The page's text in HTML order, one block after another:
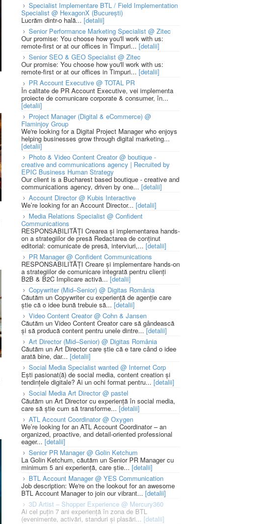
Specialist Implementare BTL / Field Implementation
Specialist @ HexagonX (București)
Lucrăm dintr-o hală... [detalii]
Senior Performance Marketing Specialist @ Zitec
Our promise: You choose how you'll work with us:
remote-first or at our offices in Timpuri... [detalii]
Senior SEO & GEO Specialist @ Zitec
Our promise: You choose how you'll work with us:
remote-first or at our offices in Timpuri... [detalii]
PR Account Executive @ TOTAL PR
În calitate de PR Account Executive, vei implementa
proiecte de comunicare corporate & consumer, în...
[detalii]
Project Manager (Digital & eCommerce) @
Flaminjoy Group
We're looking for a Digital Project Manager who enjoys
helping businesses grow through digital marketing...
[detalii]
Photo & Video Content Creator @ boutique -
creative and communications agency | Recruited by
EPIC Business Human Strategy
Our client is a Bucharest based boutique - creative and
communications agency, driven by one... [detalii]
Account Director @ Kubis Interactive
We’re looking for an Account Director... [detalii]
Media Relations Specialist @ Confident
Communications
RESPONSABILITĂȚI Crearea și implementarea hands-
on a strategiilor de presă Redactarea de conținut
editorial: comunicate de presă, interviuri,... [detalii]
PR Manager @ Confident Communications
RESPONSABILITĂȚI Creare și implementare hands-on
a strategiilor de comunicare integrată pentru clienți
B2B & B2C Implicare activă... [detalii]
Copywriter (Mid–Senior) @ Digitas România
Căutăm un Copywriter cu experiență de agenție care
știe că o idee bună trebuie să... [detalii]
Video Content Creator @ Cohn & Jansen
Căutăm un Video Content Creator care să gândească
și să producă content pentru unele dintre... [detalii]
Art Director (Mid–Senior) @ Digitas România
Căutăm un Art Director care știe că e tare când o idee
arată bine, dar... [detalii]
Social Media Specialist wanted @ Internet Corp
Ești pasionat(ă) de social media, content creation și
tendințele digitale? Ai un ochi format pentru... [detalii]
Social Media Art Director @ pastel
Căutăm un Art Director cu experiență în social media,
care să știe cum să transforme... [detalii]
ATL Account Coordinator @ Oxygen
We’re looking for an ATL Account Coordinator – an
organized, proactive, and detail-oriented professional
eager... [detalii]
Senior PR Manager @ Golin Ketchum
La Golin Ketchum, căutăm un Senior PR Manager cu
minimum 5 ani experiență, care știe... [detalii]
BTL Account Manager @ YES Communication
Job description: We're on the lookout for an awesome
BTL Account Manager to join our vibrant... [detalii]
3D Artist – Shopper Experience @ Mercury360
Ai cel puțin 7 ani experiență în zona de BTL
(evenimente, activări, standuri și plasări... [detalii]